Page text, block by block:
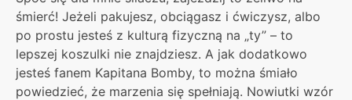
śmierć! Jeżeli pakujesz, obciągasz i ćwiczysz, albo
po prostu jesteś z kulturą fizyczną na „ty” – to
lepszej koszulki nie znajdziesz. A jak dodatkowo
jesteś fanem Kapitana Bomby, to można śmiało
powiedzieć, że marzenia się spełniają. Nowiutki wzór